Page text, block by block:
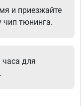
и приезжайте
чип тюнинга.
часа для